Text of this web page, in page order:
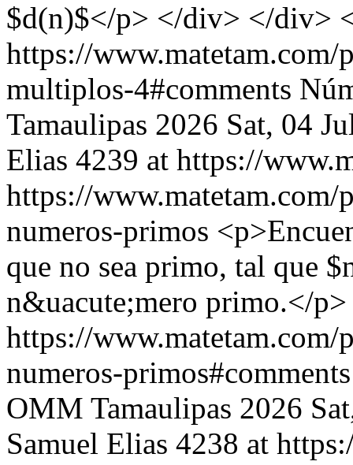
$d(n)$</p> </div> </div>
https://www.matetam.com/
multiplos-4#comments
Tamaulipas 2026 Sat, 04
Elias 4239 at https://
https://www.matetam.com/
numeros-primos
que no sea primo, tal que
n&uacute;mero primo.</p>
https://www.matetam.com/
numeros-primos#comments
OMM Tamaulipas 2026
Samuel Elias 4238 at